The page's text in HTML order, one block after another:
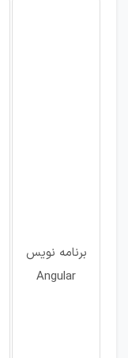
برنامه نویس
Angular